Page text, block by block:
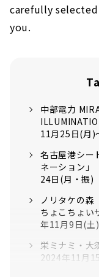
carefully
you.
中部電力
11月25日(月)
名古屋港シー
ネーション
24日(月・振)
ノリタケの
ちょこちょい
年11月9日(
栄ミナミ・大
2024年11月